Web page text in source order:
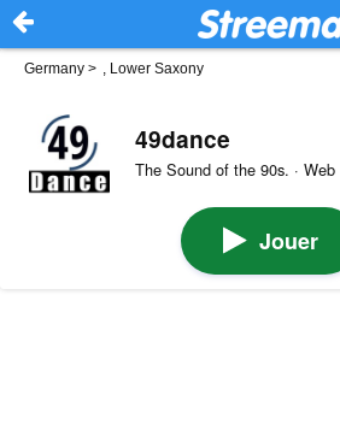
Germany > , Lower Saxony
49dance
The Sound of the 90s. · Web
Jouer